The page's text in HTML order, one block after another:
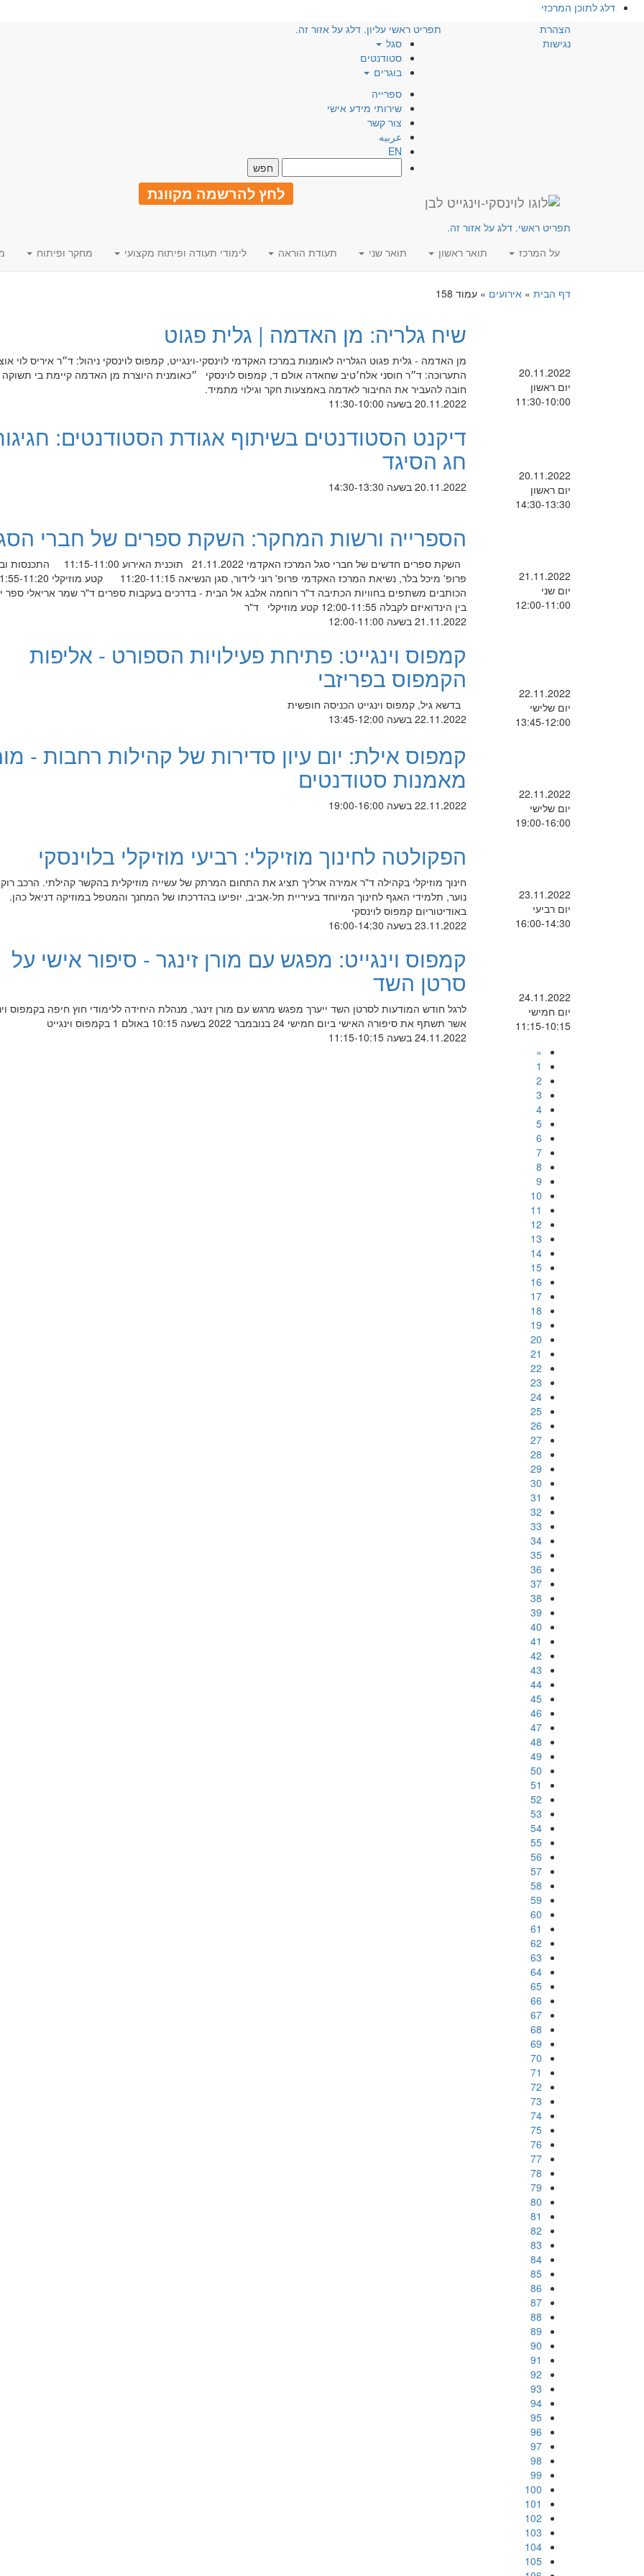
דלג לתוכן המרכזי
הצהרת
נגישות
תפריט ראשי עליון. דלג על אזור זה.
סגל
סטודנטים
בוגרים
ספרייה
שירותי מידע אישי
צור קשר
عربيه
EN
לחץ להרשמה מקוונת
תפריט ראשי. דלג על אזור זה.
על המרכז
תואר ראשון תואר שני תעודת הוראה לימודי תעודה ופיתוח מקצועי מחקר ופיתוח
דף הבית » אירועים » עמוד 158
20.11.2022
יום ראשון
11:30-10:00
שיח גלריה: מן האדמה | גלית פגוט
מן האדמה - גלית פגוט הגלריה לאומנות במרכז האקדמי לוינסקי-וינגייט, קמפוס לוינסקי ניהול: ד״ר איריס לוי
התערוכה: ד״ר חוסני אלח׳טיב שחאדה אולם ד, קמפוס לוינסקי ״כאומנית היוצרת מן האדמה קיימת בי
חובה להעביר את החיבור לאדמה באמצעות חקר וגילוי מתמיד.
20.11.2022 בשעה 11:30-10:00
20.11.2022
יום ראשון
14:30-13:30
דיקנט הסטודנטים בשיתוף אגודת הסטודנטים:
חג הסיגד
20.11.2022 בשעה 14:30-13:30
21.11.2022
יום שני
12:00-11:00
הספרייה ורשות המחקר: השקת ספרים של חברי
השקת ספרים חדשים של חברי סגל המרכז האקדמי 21.11.2022 תוכנית
הכותבים משתפים בחוויות הכתיבה ד"ר רוחמה אלבג אל הבית - בדרכים בעקבות ספרים ד"ר שמר אריאלי ספר
בין הינדואיזם לקבלה 12:00-11:55 קטע מוזיקלי ד"ר
21.11.2022 בשעה 12:00-11:00
22.11.2022
יום שלישי
13:45-12:00
קמפוס וינגייט: פתיחת פעילויות הספורט - אליפות
הקמפוס בפריזבי
בדשא גיל, קמפוס וינגייט הכניסה חופשית
22.11.2022 בשעה 13:45-12:00
22.11.2022
יום שלישי
19:00-16:00
קמפוס אילת: יום עיון סדירות של קהילות רחבות -
מאמנות סטודנטים
22.11.2022 בשעה 19:00-16:00
23.11.2022
יום רביעי
16:00-14:30
הפקולטה לחינוך מוזיקלי: רביעי מוזיקלי בלוינסקי
חינוך מוזיקלי בקהילה ד"ר אמירה ארליך תציג את התחום המרתק של עשייה מוזיקלית בהקשר קהילתי. הרכב
נוער, תלמידי האגף לחינוך המיוחד בעיריית תל-אביב, יופיעו בהדרכתו של המחנך והמטפל במוזיקה דניאל כהן.
באודיטוריום קמפוס לוינסקי
23.11.2022 בשעה 16:00-14:30
24.11.2022
יום חמישי
11:15-10:15
קמפוס וינגייט: מפגש עם מורן זינגר - סיפור אישי על
סרטן השד
לרגל חודש המודעות לסרטן השד ייערך מפגש מרגש עם מורן זינגר, מנהלת היחידה ללימודי חוץ חיפה בקמפוס
אשר תשתף את סיפורה האישי ביום חמישי 24 בנובמבר 2022 בשעה 10:15 באולם 1 בקמפוס וינגייט
24.11.2022 בשעה 11:15-10:15
«
1
2
3
4
5
6
7
8
9
10
11
12
13
14
15
16
17
18
19
20
21
22
23
24
25
26
27
28
29
30
31
32
33
34
35
36
37
38
39
40
41
42
43
44
45
46
47
48
49
50
51
52
53
54
55
56
57
58
59
60
61
62
63
64
65
66
67
68
69
70
71
72
73
74
75
76
77
78
79
80
81
82
83
84
85
86
87
88
89
90
91
92
93
94
95
96
97
98
99
100
101
102
103
104
105